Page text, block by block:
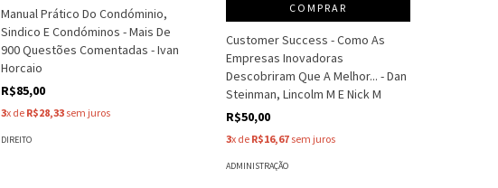
Manual Prático Do Condóminio,
Sindico E Condóminos - Mais De
900 Questões Comentadas - Ivan
Horcaio
R$85,00
3x de R$28,33 sem juros
DIREITO
COMPRAR
Customer Success - Como As
Empresas Inovadoras
Descobriram Que A Melhor... - Dan
Steinman, Lincolm M E Nick M
R$50,00
3x de R$16,67 sem juros
ADMINISTRAÇÃO